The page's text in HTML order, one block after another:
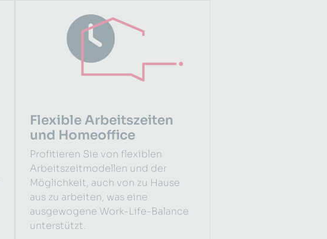
Flexible Arbeitszeiten
und Homeoffice
Profitieren Sie von flexiblen
Arbeitszeitmodellen und der
Möglichkeit, auch von zu Hause
aus zu arbeiten, was eine
ausgewogene Work-Life-Balance
unterstützt.